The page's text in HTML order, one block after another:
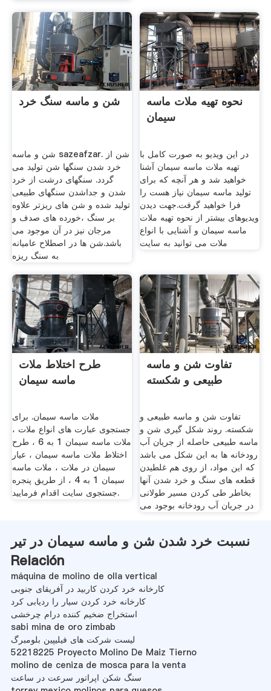
شن و ماسه سنگ خرد
شن و ماسه sazeafzar. شن از
خرد شدن سنگها شن تولید می
گردد. سنگهای درشت از خرد
شدن و جداشدن سنگهای طبیعی
تولید شده و شن های ریزتر علاوه
بر سنگ ،خورده های صدف و
مرجان نیز در آن موجود می
باشد.شن ها در اصطلاح عامیانه
به سنگ ریزه
نحوه تهیه ملات ماسه
سیمان
در این ویدیو به صورت کامل با
تهیه ملات ماسه سیمان آشنا
خواهید شد و هر آنچه که برای
تولید ماسه سیمان نیاز هست را
فرا خواهید گرفت.جهت دیدن
ویدیوهای بیشتر از نحوه تهیه ملات
ماسه سیمان و آشنایی با انواع
ملات می توانید به سایت
طرح اختلاط ملات
ماسه سیمان
ملات ماسه سیمان. برای
جستجوی عبارت های انواع ملات ،
ملات ماسه سیمان 1 به 6 ، طرح
اختلاط ملات ماسه سیمان ، عیار
سیمان در ملات ، ملات ماسه
سیمان 1 به 4 ، از طریق پنجره
جستجوی سایت اقدام فرمایید.
تفاوت شن و ماسه
طبیعی و شکسته
تفاوت شن و ماسه طبیعی و
شکسته. روند شکل گیری شن و
ماسه طبیعی حاصله از جریان آب
رودخانه ها به این شکل می باشد
که این مواد، از روی هم غلطیدن
قطعه های سنگ و خرد شدن آنها
بخاطر طی کردن مسیر طولانی
در جریان آب رودخانه بوجود می
نسبت خرد شدن شن و ماسه سیمان در تیر
Relación
máquina de molino de olla vertical
کارخانه خرد کردن کاربید در آفریقای جنوبی
کارخانه خرد کردن سیار را ردیابی کرد
استخراج ضخیم کننده درام چرخشی
sabi mina de oro zimbab
لیست شرکت های فیلیپین بلومبرگ
52218225 Proyecto Molino De Maiz Tierno
molino de ceniza de mosca para la venta
سنگ شکن اپراتور سرعت در ساعت